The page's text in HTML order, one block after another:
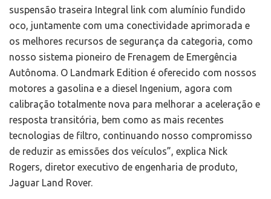
suspensão traseira Integral link com alumínio fundido
oco, juntamente com uma conectividade aprimorada e
os melhores recursos de segurança da categoria, como
nosso sistema pioneiro de Frenagem de Emergência
Autônoma. O Landmark Edition é oferecido com nossos
motores a gasolina e a diesel Ingenium, agora com
calibração totalmente nova para melhorar a aceleração e
resposta transitória, bem como as mais recentes
tecnologias de filtro, continuando nosso compromisso
de reduzir as emissões dos veículos”, explica Nick
Rogers, diretor executivo de engenharia de produto,
Jaguar Land Rover.